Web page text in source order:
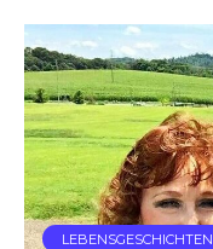
LEBENSGESCHICHTEN